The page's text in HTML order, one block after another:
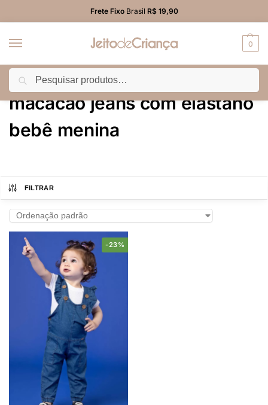
Frete FixoBrasil R$ 19,90
0
Início Produtos marcados com a tag “macacão jeans com elastano bebê menina”
macacão jeans com elastano
bebê menina
FILTRAR
-23%